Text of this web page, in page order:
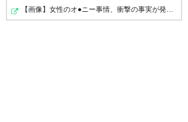
思います。お疲れ様でした。
https://t.co/YEBlB87hNu
【画像】女性のオ●ニー事情、衝撃の事実が発覚してしまう…